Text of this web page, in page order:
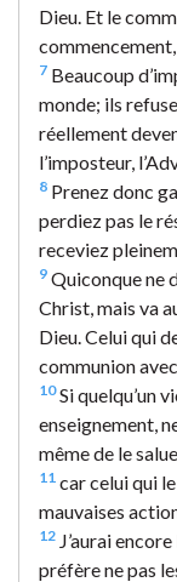
Dieu. Et le
commencement,
7 Beaucoup
monde; ils
réellement
l’imposteur,
8 Prenez donc
perdiez pas le
receviez
9 Quiconque ne
Christ, mais va
Dieu. Celui qui
communion
10Si quelqu’un
enseignement,
même de le
11 car celui qui
mauvaises
12 J’aurai
préfère ne pas